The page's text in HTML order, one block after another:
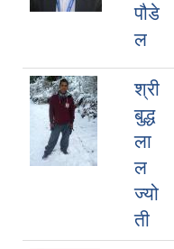
पौडे
ल
श्री
बुद्ध
ला
ल
ज्यो
ती